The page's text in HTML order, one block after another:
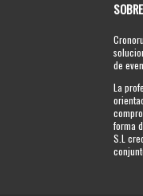
SOBRE
de
La
forma
S.L